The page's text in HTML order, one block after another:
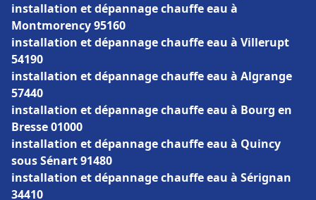
installation et dépannage chauffe eau à
Montmorency 95160
installation et dépannage chauffe eau à Villerupt
54190
installation et dépannage chauffe eau à Algrange
57440
installation et dépannage chauffe eau à Bourg en
Bresse 01000
installation et dépannage chauffe eau à Quincy
sous Sénart 91480
installation et dépannage chauffe eau à Sérignan
34410